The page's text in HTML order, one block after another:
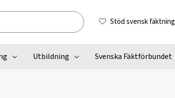
Stöd svensk fäktning
Utbildning Svenska Fäktförbundet